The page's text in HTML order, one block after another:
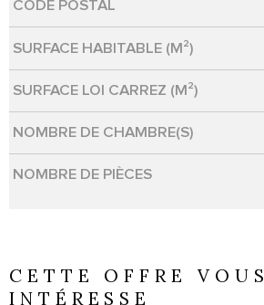
Caractérisque Valeurs
CODE POSTAL
SURFACE HABITABLE (M²)
SURFACE LOI CARREZ (M²)
NOMBRE DE CHAMBRE(S)
NOMBRE DE PIÈCES
CETTE OFFRE
VOUS
INTÉRESSE